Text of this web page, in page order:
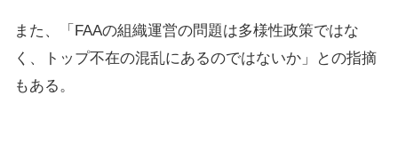
また、「FAAの組織運営の問題は多様性政策ではな
く、トップ不在の混乱にあるのではないか」との指摘
もある。